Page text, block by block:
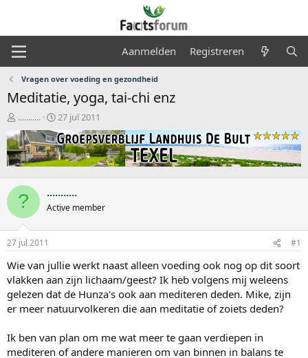
Aanmelden Registreren
Vragen over voeding en gezondheid
Meditatie, yoga, tai-chi enz
O
n
d
e
r
e
p
s
t
a
r
t
e
r
...........
S
a
r
t
t
m
27 jul 2011
? ...........
Active member
27 jul 2011 #1
Wie van jullie werkt naast alleen voeding ook nog op dit soort
vlakken aan zijn lichaam/geest? Ik heb volgens mij weleens
gelezen dat de Hunza's ook aan mediteren deden. Mike, zijn
er meer natuurvolkeren die aan meditatie of zoiets deden?
Ik ben van plan om me wat meer te gaan verdiepen in
mediteren of andere manieren om van binnen in balans te